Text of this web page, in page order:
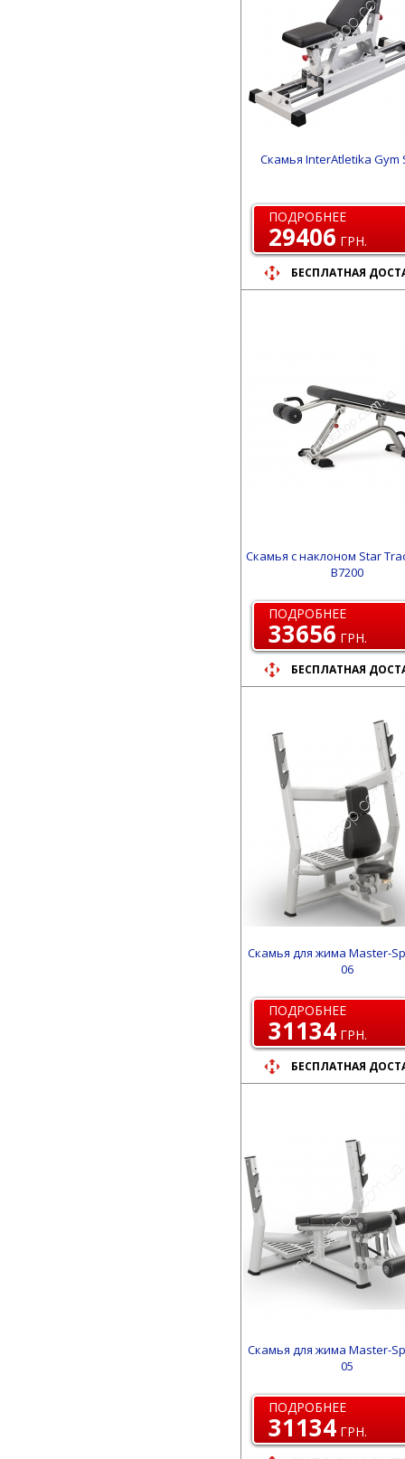
Скамья InterAtletika Gym
ПОДРОБНЕЕ
29406 ГРН.
БЕСПЛАТНАЯ
Скамья с наклоном Star
B7200
ПОДРОБНЕЕ
33656 ГРН.
БЕСПЛАТНАЯ
Скамья для жима Master-
06
ПОДРОБНЕЕ
31134 ГРН.
БЕСПЛАТНАЯ
Скамья для жима Master-
05
ПОДРОБНЕЕ
31134 ГРН.